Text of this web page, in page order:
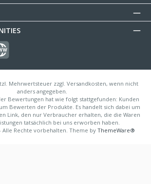
@reflectogmbh2119?si=Oew0U3xn87ZcBMoM
Mehrwertsteuer zzgl. Versandkosten, wenn nicht
anders angegeben.
Bewertungen hat wie folgt stattgefunden: Kunden
Bewerten der Produkte. Es handelt sich dabei um
Link, den nur Verbraucher erhalten, die die Waren
tatsächlich bei uns erworben haben.
Alle Rechte vorbehalten. Theme by ThemeWare®